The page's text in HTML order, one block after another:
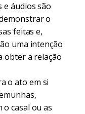
e áudios são
o
feitas e,
uma intenção
obter a relação
o ato em si
o casal ou as